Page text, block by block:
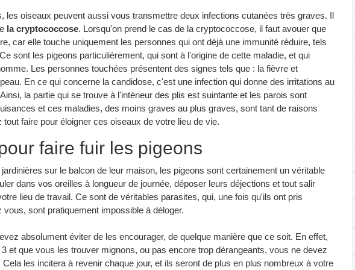
les oiseaux peuvent aussi vous transmettre deux infections cutanées très graves. Il
la cryptococcose. Lorsqu'on prend le cas de la cryptococcose, il faut avouer que
car elle touche uniquement les personnes qui ont déjà une immunité réduire, tels
sont les pigeons particulièrement, qui sont à l'origine de cette maladie, et qui
Les personnes touchées présentent des signes tels que : la fièvre et
En ce qui concerne la candidose, c'est une infection qui donne des irritations au
la partie qui se trouve à l'intérieur des plis est suintante et les parois sont
et ces maladies, des moins graves au plus graves, sont tant de raisons
faire pour éloigner ces oiseaux de votre lieu de vie.
faire fuir les pigeons
sur le balcon de leur maison, les pigeons sont certainement un véritable
dans vos oreilles à longueur de journée, déposer leurs déjections et tout salir
lieu de travail. Ce sont de véritables parasites, qui, une fois qu'ils ont pris
sont pratiquement impossible à déloger.
absolument éviter de les encourager, de quelque manière que ce soit. En effet,
et que vous les trouver mignons, ou pas encore trop dérangeants, vous ne devez
les incitera à revenir chaque jour, et ils seront de plus en plus nombreux à votre